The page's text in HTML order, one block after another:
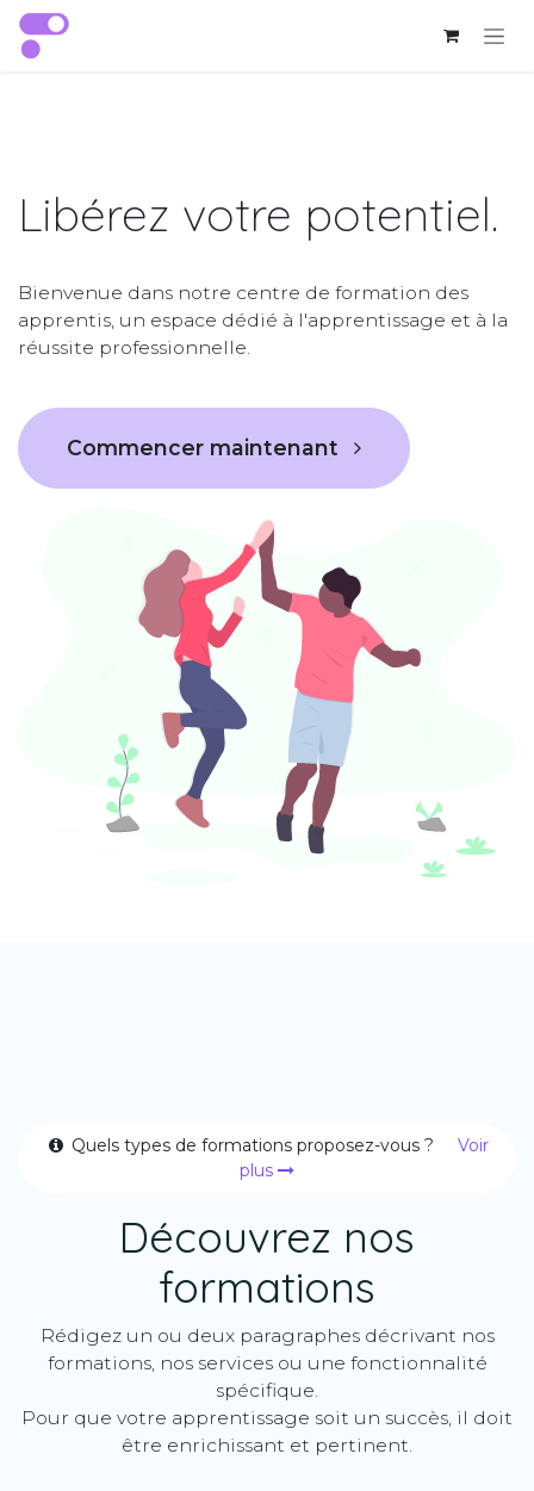
Se rendre au contenu
Libérez votre potentiel.
Bienvenue dans notre centre de formation des
apprentis, un espace dédié à l'apprentissage et à la
réussite professionnelle.
Commencer maintenant
Quels types de formations proposez-vous ? Voir
plus
Découvrez nos
formations
Rédigez un ou deux paragraphes décrivant nos
formations, nos services ou une fonctionnalité
spécifique.
Pour que votre apprentissage soit un succès, il doit
être enrichissant et pertinent.